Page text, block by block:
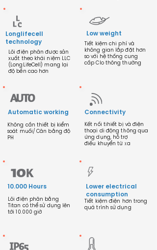
Longlifecell
technology
Lõi điện phân được sản
xuất theo khái niệm LLC
(LongLifeCell) mang lại
độ bền cao hơn
Low weight
Tiết kiệm chi phí và
không gian lắp đặt hơn
so với hệ thống cung
cấp Clo thông thường
Automatic working
Không cần thiết bị kiểm
soát muối/ Cân bằng độ
PH
Connectivity
Kết nối tihiết bị và điện
thoại di động thông qua
ứng dụng, hỗ trợ
điều khuyển từ xa
10.000 Hours
Lõi điện phân bằng
Titan có thể sử dụng lên
tới 10.000 giờ
Lower electrical
consumption
Tiết kiệm điện hơn trong
quá trình sử dụng